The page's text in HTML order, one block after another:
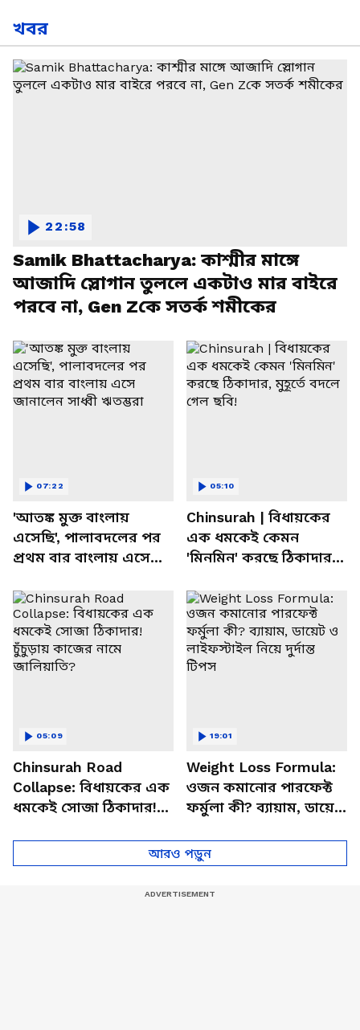
খবর
Samik Bhattacharya: কাশ্মীর মাঙ্গে
আজাদি স্লোগান তুললে একটাও মার বাইরে
পরবে না, Gen Zকে সতর্ক শমীকের
22:58
'আতঙ্ক মুক্ত বাংলায়
এসেছি', পালাবদলের পর
প্রথম বার বাংলায় এসে
07:22
Chinsurah | বিধায়কের
এক ধমকেই কেমন
'মিনমিন' করছে ঠিকাদার,
05:10
Chinsurah Road
Collapse: বিধায়কের এক
ধমকেই সোজা ঠিকাদার!
05:09
Weight Loss Formula:
ওজন কমানোর পারফেক্ট
ফর্মুলা কী? ব্যায়াম, ডায়েট
টিপস
19:01
আরও পড়ুন